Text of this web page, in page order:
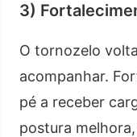
3)
O tornozelo
acompanhar.
pé a receber
postura